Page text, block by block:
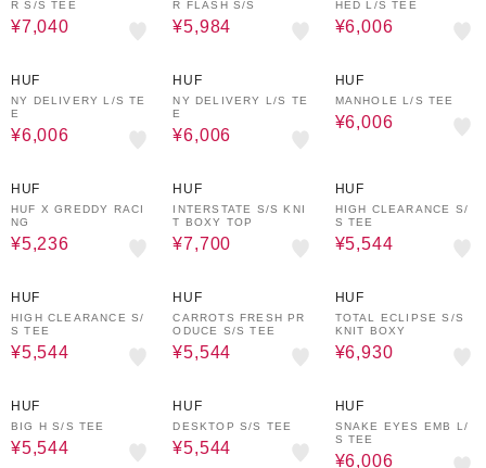
R S/S TEE
¥7,040
R FLASH S/S
¥5,984
HED L/S TEE
¥6,006
HUF
NY DELIVERY L/S TE
E
¥6,006
HUF
NY DELIVERY L/S TE
E
¥6,006
HUF
MANHOLE L/S TEE
¥6,006
HUF
HUF X GREDDY RACI
NG
¥5,236
HUF
INTERSTATE S/S KNI
T BOXY TOP
¥7,700
HUF
HIGH CLEARANCE S/
S TEE
¥5,544
HUF
HIGH CLEARANCE S/
S TEE
¥5,544
HUF
CARROTS FRESH PR
ODUCE S/S TEE
¥5,544
HUF
TOTAL ECLIPSE S/S
KNIT BOXY
¥6,930
HUF
BIG H S/S TEE
¥5,544
HUF
DESKTOP S/S TEE
¥5,544
HUF
SNAKE EYES EMB L/
S TEE
¥6,006